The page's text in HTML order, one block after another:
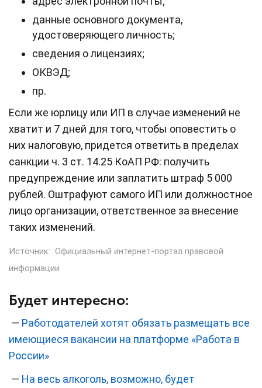
данные основного документа,
удостоверяющего личность;
сведения о лицензиях;
ОКВЭД;
пр.
Если же юрлицу или ИП в случае изменений не
хватит и 7 дней для того, чтобы оповестить о
них налоговую, придется ответить в пределах
санкции ч. 3 ст. 14.25 КоАП РФ: получить
предупреждение или заплатить штраф 5 000
рублей. Оштрафуют самого ИП или должностное
лицо организации, ответственное за внесение
таких изменений.
Источник: Официальный интернет-портал правовой
информации
Будет интересно:
— Работодателей хотят обязать размещать все
имеющиеся вакансии на платформе «Работа в
России»
— На весь алкоголь, возможно, будет